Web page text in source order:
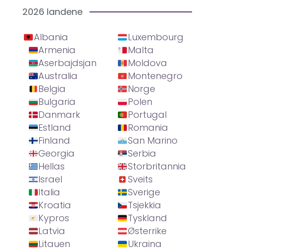
2026 landene
Albania
Armenia
Aserbajdsjan
Australia
Belgia
Bulgaria
Danmark
Estland
Finland
Georgia
Hellas
Israel
Italia
Kroatia
Kypros
Latvia
Litauen
Luxembourg
Malta
Moldova
Montenegro
Norge
Polen
Portugal
Romania
San Marino
Serbia
Storbritannia
Sveits
Sverige
Tsjekkia
Tyskland
Østerrike
Ukraina